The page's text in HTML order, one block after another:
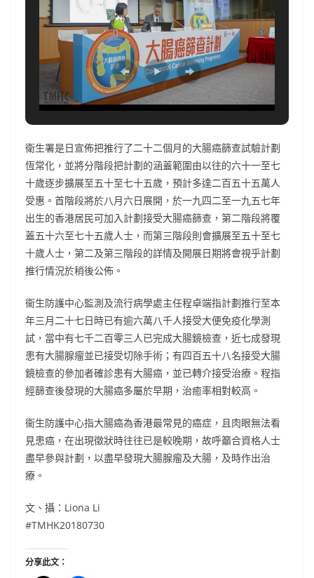
衛生署是日宣佈把推行了二十二個月的大腸癌篩查試驗計劃
恆常化，並將分階段把計劃的涵蓋範圍由以往的六十一至七
十歲逐步擴展至五十至七十五歲，預計多達二百五十五萬人
受惠。首階段將於八月六日展開，於一九四二至一九五七年
出生的香港居民可加入計劃接受大腸癌篩查，第二階段將覆
蓋五十六至七十五歲人士，而第三階段則會擴展至五十至七
十歲人士，第二及第三階段的詳情及開展日期將會視乎計劃
推行情況於稍後公佈。
衞生防護中心監測及流行病學處主任程卓端指計劃推行至本
年三月二十七日時已有逾六萬八千人接受大便免疫化學測
試，當中有七千二百零三人已完成大腸鏡檢查，近七成發現
患有大腸腺瘤並已接受切除手術；有四百五十八名接受大腸
鏡檢查的參加者確診患有大腸癌，並已轉介接受治療。程指
經篩查後發現的大腸癌多屬於早期，治癒率相對較高。
衞生防護中心指大腸癌為香港最常見的癌症，且肉眼無法看
見患癌，在出現徵狀時往往已是較晚期，故呼籲合資格人士
盡早參與計劃，以盡早發現大腸腺瘤及大腸，及時作出治
療。
文、攝：Liona Li
#TMHK20180730
分享此文：